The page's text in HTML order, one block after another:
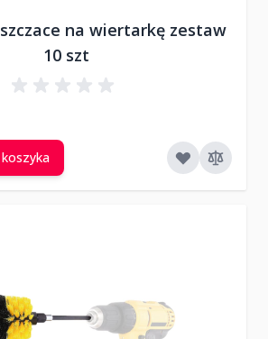
na wiertarkę zestaw
10 szt